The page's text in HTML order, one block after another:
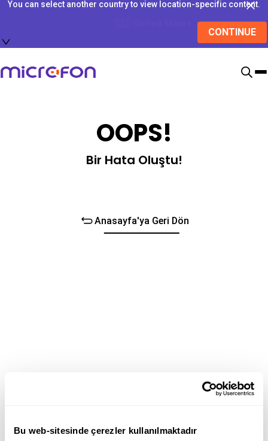
Bu web-sitesinde çerezler kullanılmaktadır
You can select another country to view location-specific content.
CONTINUE
OOPS!
Bir Hata Oluştu!
Anasayfa'ya Geri Dön